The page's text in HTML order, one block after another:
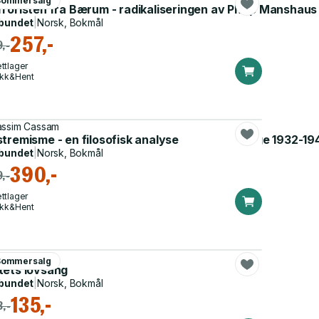
fra Bærum - radikaliseringen av Philip Manshaus
|Norsk, Bokmål
257,-
: den nasjonalsosialistiske subkulturen i Norge 1932-
Cassam
- en filosofisk analyse
|Norsk, Bokmål
390,-
Khalifa
lovsang
|Norsk, Bokmål
135,-